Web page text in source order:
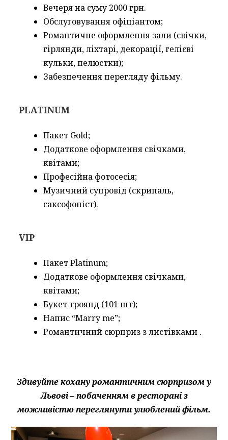
Вечеря на суму 2000 грн.
Обслуговування офіціантом;
Романтичне оформлення зали (свічки,
гірлянди, ліхтарі, декорації, гелієві
кульки, пелюстки);
Забезпечення перегляду фільму.
PLATINUM
Пакет Gold;
Додаткове оформлення свічками,
квітами;
Професійна фотосесія;
Музичний супровід (скрипаль,
саксофоніст).
VIP
Пакет Platinum;
Додаткове оформлення свічками,
квітами;
Букет троянд (101 шт);
Напис “Marry me”;
Романтичний сюрприз з листівками .
Здивуйте кохану романтичним сюрпризом у
Львові – побаченням в ресторані з
можливістю переглянути улюблений фільм.